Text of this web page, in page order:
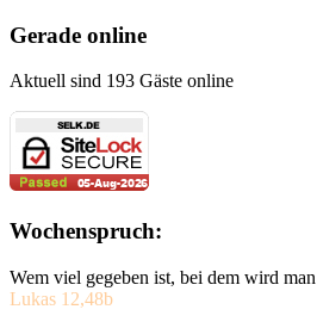
Gerade online
Aktuell sind 193 Gäste online
Wochenspruch:
Wem viel gegeben ist, bei dem wird
Lukas 12,48b